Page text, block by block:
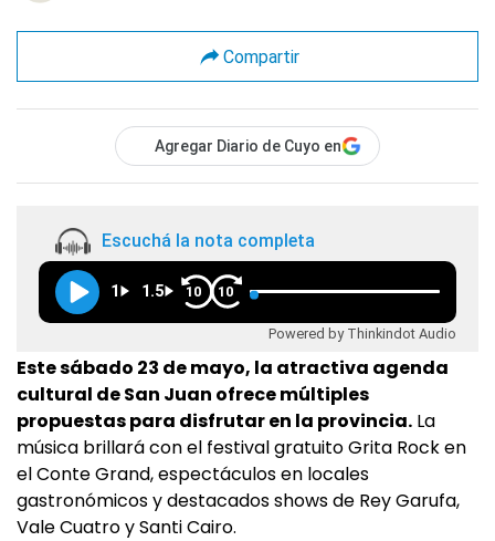
Compartir
Agregar Diario de Cuyo en
Escuchá la nota completa
1 1.5 10 10
Powered by Thinkindot Audio
Este sábado 23 de mayo, la atractiva agenda
cultural de San Juan ofrece múltiples
propuestas para disfrutar en la provincia. La
música brillará con el festival gratuito Grita Rock en
el Conte Grand, espectáculos en locales
gastronómicos y destacados shows de Rey Garufa,
Vale Cuatro y Santi Cairo.